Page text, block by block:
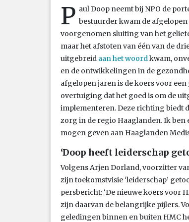
P aul Doop neemt bij NPO de
bestuurder kwam de
voorgenomen sluiting van het
maar het afstoten van één van de
uitgebreid aan het woord kwam,
en de ontwikkelingen in de
afgelopen jaren is de koers voor
overtuiging dat het goed is om de
implementeren. Deze richting biedt
zorg in de regio Haaglanden. Ik
mogen geven aan Haaglanden
‘Doop heeft leiderschap
Volgens Arjen Dorland, voorzitter
zijn toekomstvisie ‘leiderschap’
persbericht: ‘De nieuwe koers voor
zijn daarvan de belangrijke pijlers.
geledingen binnen en buiten HMC